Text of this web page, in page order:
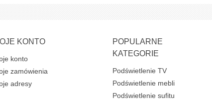
KONTO
konto
zamówienia
adresy
POPULARNE
KATEGORIE
Podświetlenie TV
Podświetlenie mebli
Podświetlenie sufitu